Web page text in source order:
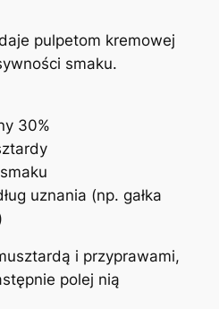
pulpetom kremowej
smaku.
30%
uznania (np. gałka
i przyprawami,
polej nią